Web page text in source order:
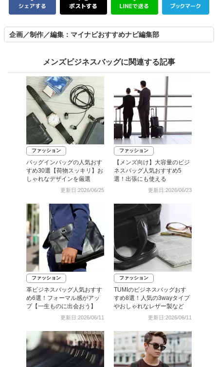
企画／制作／編集：マイナビおすすめナビ編集部
メンズビジネスバッグに関連する記事
ファッション
バッグインバッグの人気おす
すめ30選【荷物スッキリ】お
しゃれなデザインを厳選
更新日:2026/06/25
ファッション
【メンズ向け】大容量のビジ
ネスバッグ人気おすすめ5
選！出張にも使える
更新日:2026/06/23
ファッション
革ビジネスバッグ人気おすす
め6選！フォーマル感がアッ
プ【一生ものに出会おう】
更新日:2026/06/11
ファッション
TUMIのビジネスバッグおす
すめ8選！人気の3wayタイプ
やおしゃれなレザー製など
更新日:2026/06/11